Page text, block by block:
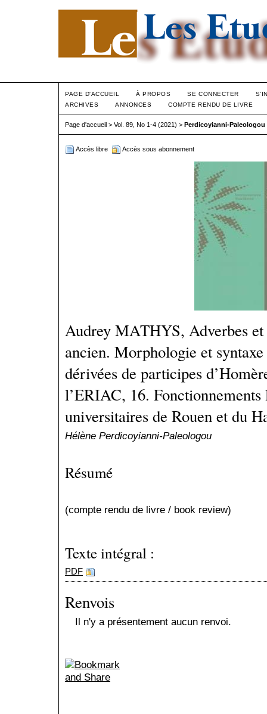
PAGE D'ACCUEIL À PROPOS SE CONNECTER
ARCHIVES
ANNONCES COMPTE RENDU DE LIVRE
Page d'accueil > Vol. 89, No 1-4 (2021) > Perdicoyianni-Paleologou
Accès libre Accès sous abonnement
Audrey MATHYS, Adverbes
ancien. Morphologie et
dérivées de participes
l’ERIAC, 16. Fonctionnements
universitaires de Rouen et du
Hélène Perdicoyianni-Paleologou
Résumé
(compte rendu de livre / book review)
Texte intégral :
PDF
Renvois
Il n'y a présentement aucun renvoi.